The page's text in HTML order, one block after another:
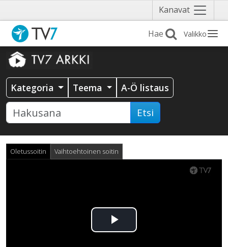
Kanavat Näytä
valikko
Valikko
Kategoria Teema A-Ö listaus
Etsi
Oletussoitin Vaihtoehtoinen soitin
Toista